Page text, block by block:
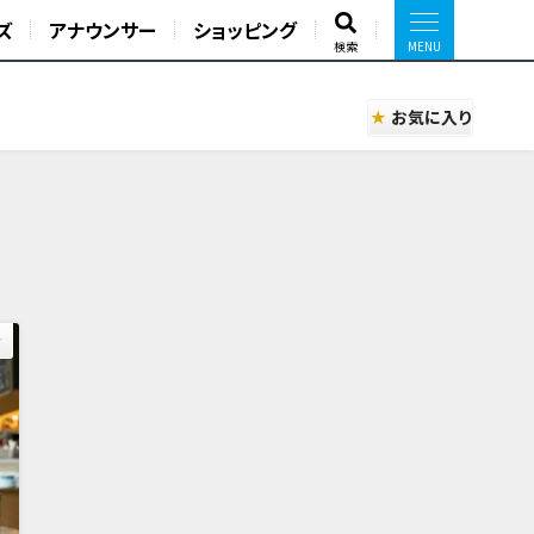
アナウンサー ショッピング
検索
お気に入り